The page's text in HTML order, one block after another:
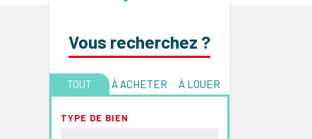
Vous recherchez ?
TOUT À ACHETER À LOUER
TYPE DE BIEN